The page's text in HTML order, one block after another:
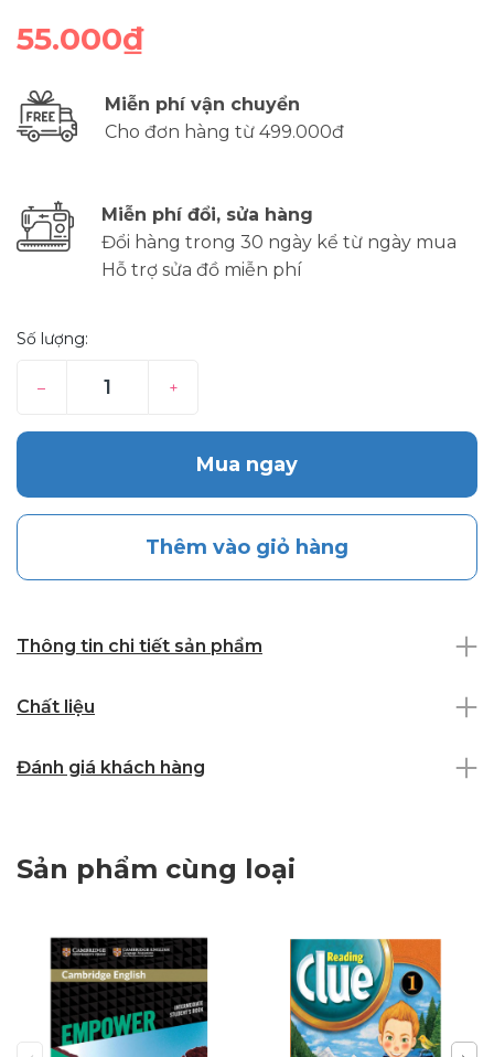
55.000₫
Miễn phí vận chuyển
Cho đơn hàng từ 499.000đ
Miễn phí đổi, sửa hàng
Đổi hàng trong 30 ngày kể từ ngày mua
Hỗ trợ sửa đồ miễn phí
Số lượng:
– +
Mua ngay
Thêm vào giỏ hàng
Thông tin chi tiết sản phẩm
Chất liệu
Đánh giá khách hàng
Sản phẩm cùng loại